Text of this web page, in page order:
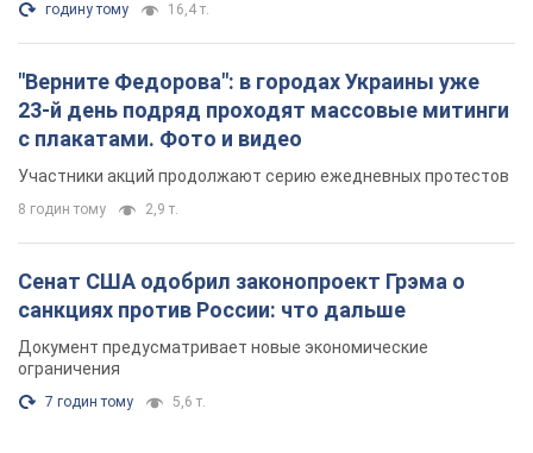
годину тому 16,4 т.
"Верните Федорова": в городах Украины уже
23-й день подряд проходят массовые митинги
с плакатами. Фото и видео
Участники акций продолжают серию ежедневных протестов
8 годин тому 2,9 т.
Сенат США одобрил законопроект Грэма о
санкциях против России: что дальше
Документ предусматривает новые экономические
ограничения
7 годин тому 5,6 т.